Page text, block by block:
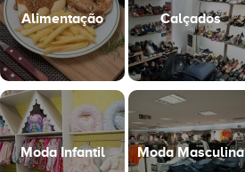
Alimentação Calçados
Moda Infantil Moda Masculina